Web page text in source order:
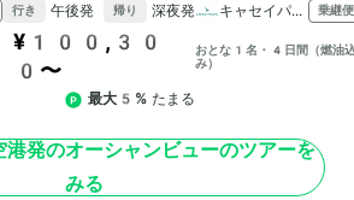
行き 午後発 帰り 深夜発
¥100,30
0〜
最大5% たまる
キャセイパシフィック航空
乗継便
おとな1名・4日間（燃油
み）
港発のオーシャンビューのツアーを
みる